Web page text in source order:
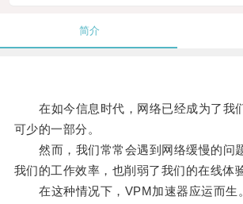
简介
在如今信息时代，网络已经成为了我
可少的一部分。
然而，我们常常会遇到网络缓慢的问
我们的工作效率，也削弱了我们的在线体
在这种情况下，VPM加速器应运而生。